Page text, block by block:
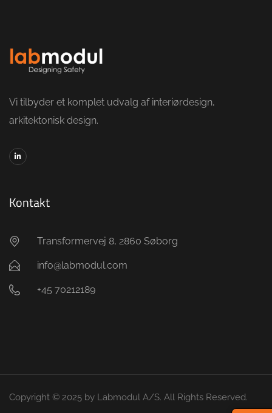
Vi tilbyder et komplet udvalg af interiørdesign,
arkitektonisk design.
Kontakt
Transformervej 8, 2860 Søborg
info@labmodul.com
+45 70212189
Copyright © 2025 by Labmodul A/S. All Rights Reserved.